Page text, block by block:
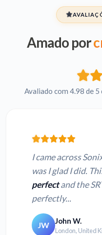
Amado por
Avaliado com 4.98 de
I came across
was I glad I did.
perfectand the
perfectly...
JW John W.
London, United